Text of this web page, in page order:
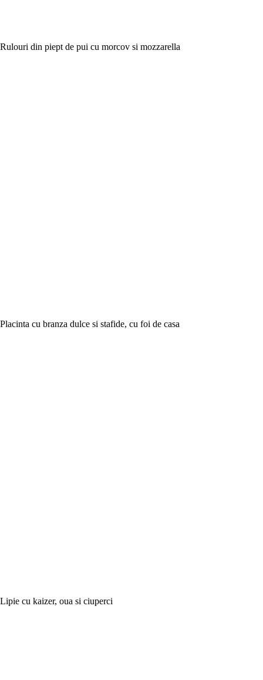
Rulouri din piept de pui cu morcov si mozzarella
Placinta cu branza dulce si stafide, cu foi de casa
Lipie cu kaizer, oua si ciuperci